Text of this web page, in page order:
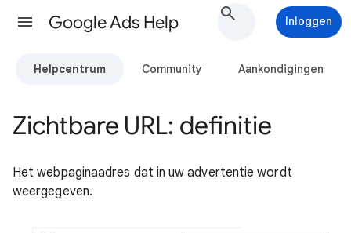
Google Ads Help Inloggen
Helpcentrum Community Aankondigingen
Zichtbare URL: definitie
Het webpaginaadres dat in uw advertentie wordt
weergegeven.